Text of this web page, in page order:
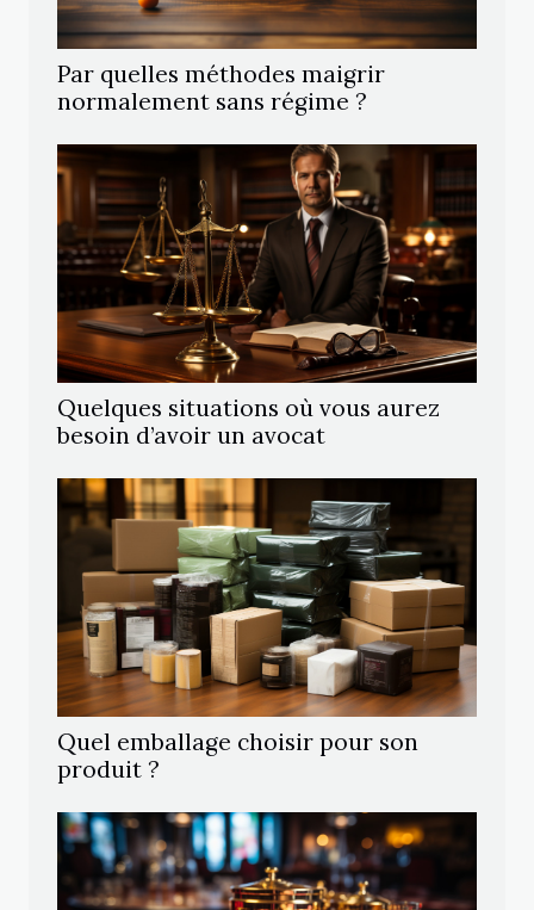
Par quelles méthodes maigrir
normalement sans régime ?
Quelques situations où vous aurez
besoin d’avoir un avocat
Quel emballage choisir pour son
produit ?